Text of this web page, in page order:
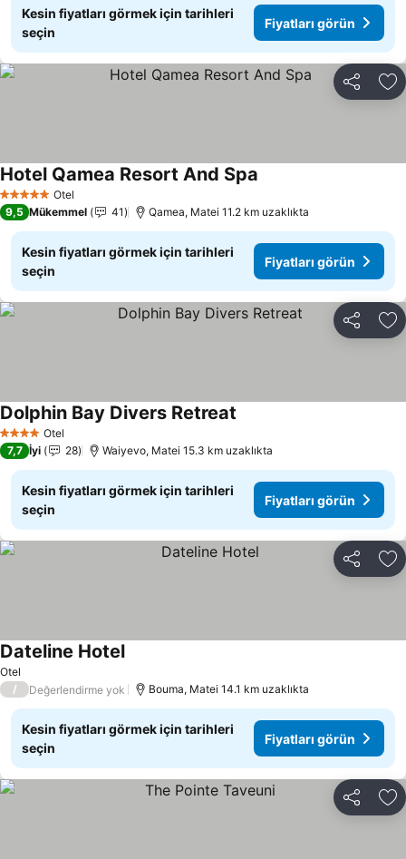
Kesin fiyatları görmek için tarihleri
seçin
Fiyatları görün
Paylaş
5 Yıldız Otel
Hotel Qamea Resort And Spa
9,5 Mükemmel 41 Qamea, Matei 11.2 km uzaklıkta
Kesin fiyatları görmek için tarihleri
seçin
Fiyatları görün
Paylaş
4 Yıldız Otel
Dolphin Bay Divers Retreat
7,7 İyi 28 Waiyevo, Matei 15.3 km uzaklıkta
Kesin fiyatları görmek için tarihleri
seçin
Fiyatları görün
Paylaş
Otel
Dateline HotelFiyatları görün
/ Değerlendirme yok Bouma, Matei 14.1 km uzaklıkta
Kesin fiyatları görmek için tarihleri
seçin
Fiyatları görün
Paylaş